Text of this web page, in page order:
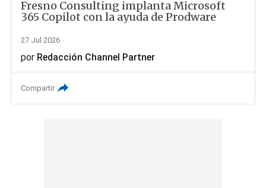
Fresno Consulting implanta Microsoft
365 Copilot con la ayuda de Prodware
27 Jul 2026
por Redacción Channel Partner
Compartir